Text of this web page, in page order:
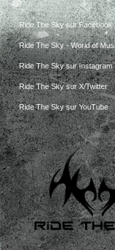
Ride The Sky sur Facebook
Ride The Sky - World of
Ride The Sky sur Instagram
Ride The Sky sur X/Twitter
Ride The Sky sur YouTube